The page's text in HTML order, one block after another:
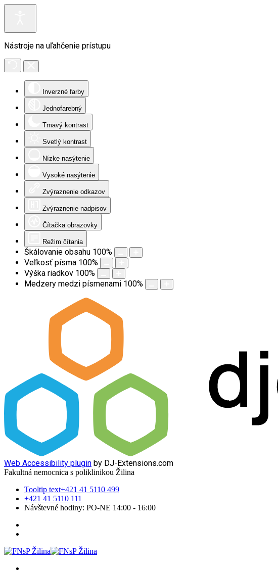
Nástroje na uľahčenie prístupu
Inverzné farby
Jednofarebný
Tmavý kontrast
Svetlý kontrast
Nízke nasýtenie
Vysoké nasýtenie
Zvýraznenie odkazov
Zvýraznenie nadpisov
Čítačka obrazovky
Režim čítania
Škálovanie obsahu 100%
Veľkosť písma 100%
Výška riadkov 100%
Medzery medzi písmenami 100%
Web Accessibility plugin by DJ-Extensions.com
Fakultná nemocnica s poliklinikou Žilina
Tooltip text+421 41 5110 499
+421 41 5110 111
Návštevné hodiny: PO-NE 14:00 - 16:00